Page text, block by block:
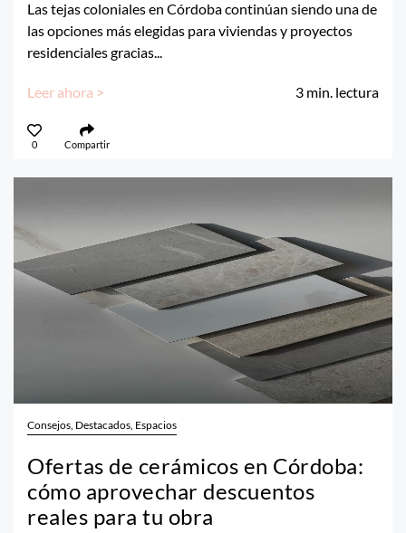
Las tejas coloniales en Córdoba continúan siendo una de
las opciones más elegidas para viviendas y proyectos
residenciales gracias...
Leer ahora > 3 min. lectura
0 Compartir
Consejos, Destacados, Espacios
Ofertas de cerámicos en Córdoba:
cómo aprovechar descuentos
reales para tu obra